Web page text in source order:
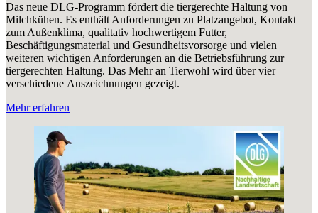
Das neue DLG-Programm fördert die tiergerechte Haltung von
Milchkühen. Es enthält Anforderungen zu Platzangebot, Kontakt
zum Außenklima, qualitativ hochwertigem Futter,
Beschäftigungsmaterial und Gesundheitsvorsorge und vielen
weiteren wichtigen Anforderungen an die Betriebsführung zur
tiergerechten Haltung. Das Mehr an Tierwohl wird über vier
verschiedene Auszeichnungen gezeigt.
Mehr erfahren